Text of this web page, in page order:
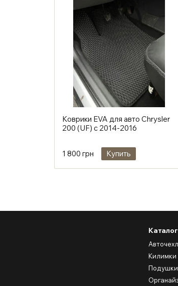
Коврики EVA для авто Chrysler
200 (UF) с 2014-2016
1 800 грн Купить
Каталог
Килимки
Подушки